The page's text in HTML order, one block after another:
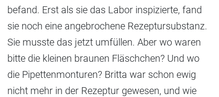
befand. Erst als sie das Labor inspizierte, fand
sie noch eine angebrochene Rezeptursubstanz.
Sie musste das jetzt umfüllen. Aber wo waren
bitte die kleinen braunen Fläschchen? Und wo
die Pipettenmonturen? Britta war schon ewig
nicht mehr in der Rezeptur gewesen, und wie